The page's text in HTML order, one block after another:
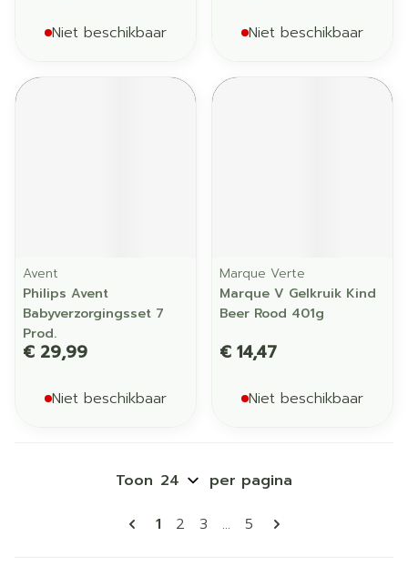
Niet beschikbaar Niet beschikbaar
Avent
Philips Avent
Babyverzorgingsset 7
Prod.
€ 29,99
Niet beschikbaar
Marque Verte
Marque V Gelkruik Kind
Beer Rood 401g
€ 14,47
Niet beschikbaar
Pagina's
U lees momenteel pagina
1 Pagina
2 Pagina
3 ... Pagina
5
Toon per pagina